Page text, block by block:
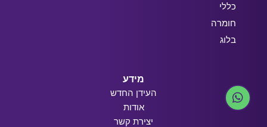
כללי
חומרה
בלוג
מידע
העידן החדש
אודות
יצירת קשר